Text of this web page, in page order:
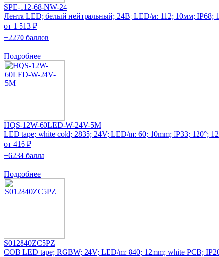
SPE-112-68-NW-24
Лента LED; белый нейтральный; 24В; LED/м: 112; 10мм; IP68;
от 1 513 ₽
+2270 баллов
Подробнее
HQS-12W-60LED-W-24V-5M
LED tape; white cold; 2835; 24V; LED/m: 60; 10mm; IP33; 120°;
от 416 ₽
+6234 балла
Подробнее
S012840ZC5PZ
COB LED tape; RGBW; 24V; LED/m: 840; 12mm; white PCB;